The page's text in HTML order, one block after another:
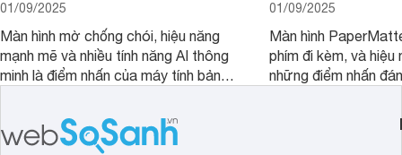
01/09/2025
Màn hình mờ chống chói, hiệu năng
mạnh mẽ và nhiều tính năng AI thông
minh là điểm nhấn của máy tính bảng
đáng chú ý trong phân khúc tầm
trung.
01/09/2025
Màn hình
phím đi kèm, và hiệu
những điểm nhấn
máy tính bảng
đọc sách và làm